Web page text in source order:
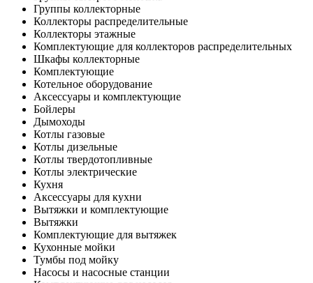
Группы коллекторные
Коллекторы распределительные
Коллекторы этажные
Комплектующие для коллекторов распределительных
Шкафы коллекторные
Комплектующие
Котельное оборудование
Аксессуары и комплектующие
Бойлеры
Дымоходы
Котлы газовые
Котлы дизельные
Котлы твердотопливные
Котлы электрические
Кухня
Аксессуары для кухни
Вытяжки и комплектующие
Вытяжки
Комплектующие для вытяжек
Кухонные мойки
Тумбы под мойку
Насосы и насосные станции